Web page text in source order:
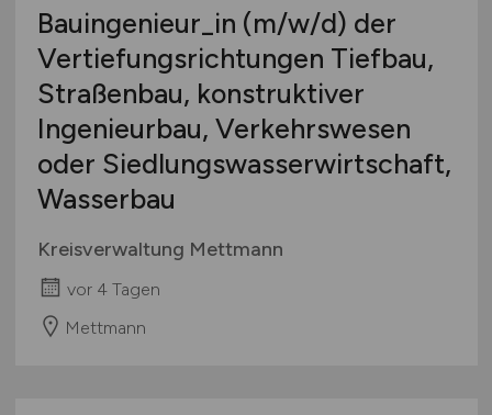
Bauingenieur_in (m/w/d) der
Vertiefungsrichtungen Tiefbau,
Straßenbau, konstruktiver
Ingenieurbau, Verkehrswesen
oder Siedlungswasserwirtschaft,
Wasserbau
Kreisverwaltung Mettmann
vor 4 Tagen
Mettmann